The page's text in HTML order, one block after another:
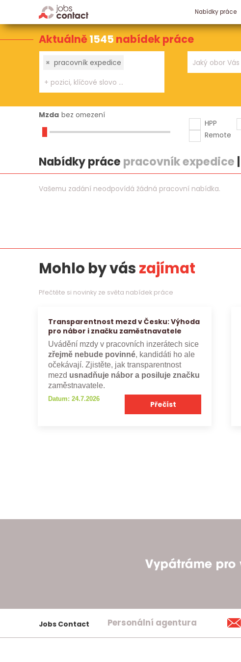
Nabídky práce
Aktuálně1545 nabídek práce
× pracovník expedice
Mzda bez omezení
HPP
Remote
Nabídky práce pracovník expedice
Vašemu zadání neodpovídá žádná pracovní nabídka.
Mohlo by vászajímat
Přečtěte si novinky ze světa nabídek práce
Transparentnost mezd v Česku: Výhoda
pro nábor i značku zaměstnavatele
Uvádění mzdy v pracovních inzerátech sice
zřejmě nebude povinné, kandidáti ho ale
očekávají. Zjistěte, jak transparentnost
mezd usnadňuje nábor a posiluje značku
zaměstnavatele.
Datum: 24.7.2026
Přečíst
Jobs Contact Personální agentura